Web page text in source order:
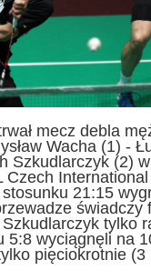
mecz debla
Wacha (1) -
Szkudlarczyk (2)
Czech
21:15
świadczy
tylko
5:8 wyciągnęli na
pięciokrotnie